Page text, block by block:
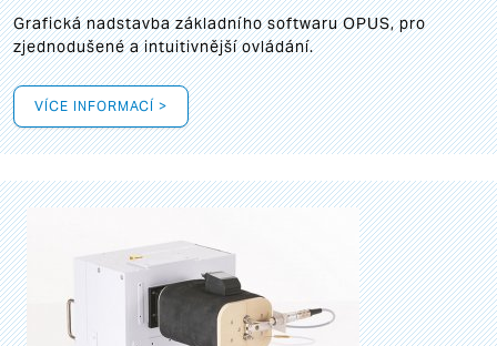
Grafickánadstavba základního softwaru OPUS, pro
zjednodušené a intuitivnější ovládání.
VÍCE INFORMACÍ >